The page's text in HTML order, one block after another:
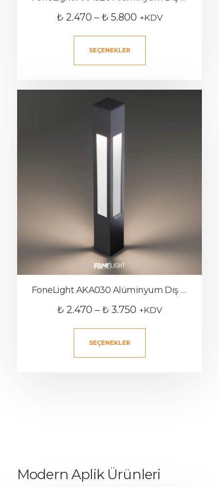
₺ 2.470 – ₺ 5.800 +KDV
SEÇENEKLER
FoneLight AKA030 Alüminyum Dış Mekan Bollard Bahçe Aydınlatması
₺ 2.470 – ₺ 3.750 +KDV
SEÇENEKLER
Modern Aplik Ürünleri